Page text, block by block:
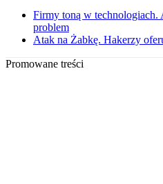
Firmy toną w technologiach.
problem
Atak na Żabkę. Hakerzy
Promowane treści